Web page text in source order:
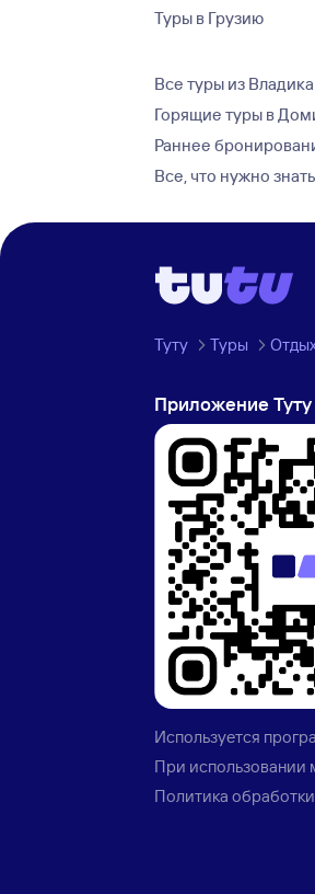
Туры в Грузию
Все туры из
Горящие туры в
Раннее
Все, что нужно
Туту Туры
Приложение Туту
Используется
При использовании
Политика